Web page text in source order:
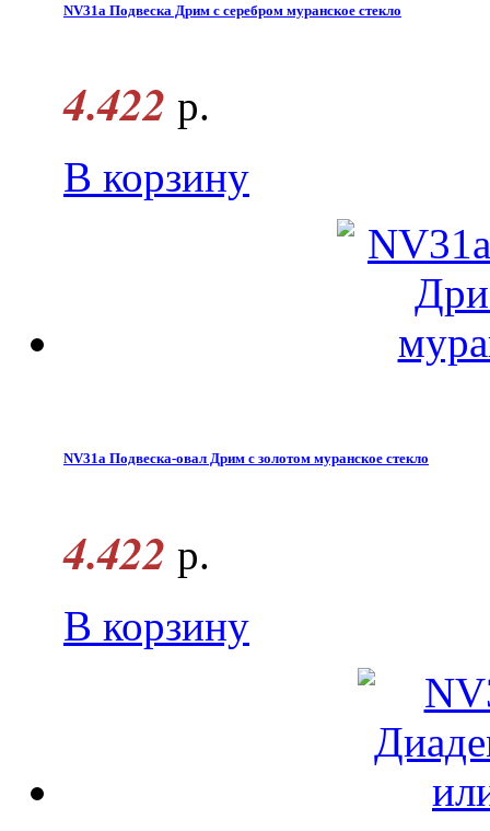
NV31a Подвеска Дрим с серебром муранское стекло
4.422 р.
В корзину
NV31a Подвеска-овал Дрим с золотом муранское стекло
4.422 р.
В корзину